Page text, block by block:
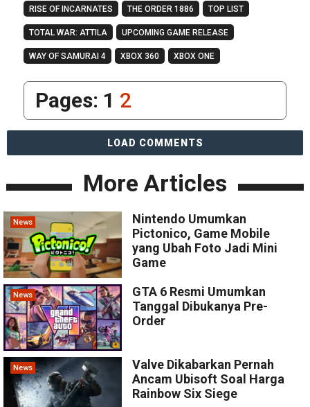
RISE OF INCARNATES THE ORDER 1886 TOP LIST
TOTAL WAR: ATTILA UPCOMING GAME RELEASE
WAY OF SAMURAI 4 XBOX 360 XBOX ONE
Pages: 1 2
LOAD COMMENTS
More Articles
News
Nintendo Umumkan
Pictonico, Game Mobile
yang Ubah Foto Jadi Mini
Game
News
GTA 6 Resmi Umumkan
Tanggal Dibukanya Pre-
Order
News
Valve Dikabarkan Pernah
Ancam Ubisoft Soal Harga
Rainbow Six Siege